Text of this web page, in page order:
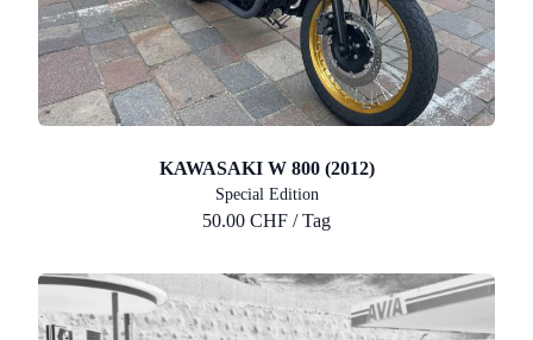
KAWASAKI W 800 (2012)
Special Edition
50.00 CHF / Tag